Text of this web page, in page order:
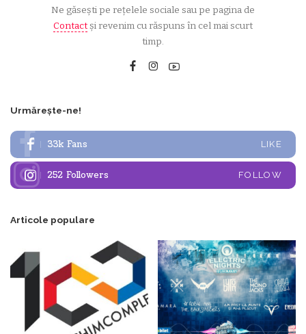
Ne găsești pe rețelele sociale sau pe pagina de
Contactși revenim cu răspuns în cel mai scurt
timp.
Urmărește-ne!
33k Fans LIKE
252 Followers FOLLOW
Articole populare